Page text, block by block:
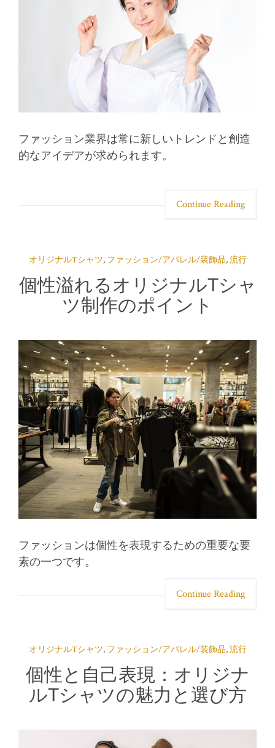
ファッション業界は常に新しいトレンドと創造
的なアイデアが求められます。
Continue Reading
オリジナルTシャツ, ファッション/アパレル/装飾品,流行
個性溢れるオリジナルTシャ
ツ制作のポイント
ファッションは個性を表現するための重要な要
素の一つです。
Continue Reading
オリジナルTシャツ, ファッション/アパレル/装飾品,流行
個性と自己表現：オリジナ
ルTシャツの魅力と選び方